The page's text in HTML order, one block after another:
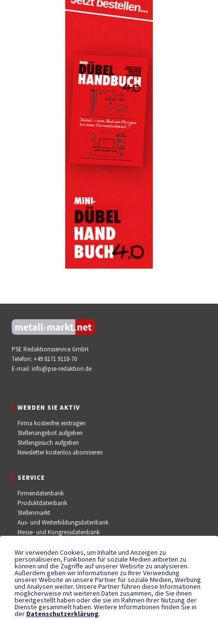
PSE Redaktionsservice GmbH
Telefon: +49 8171 9118-70
E-mail: info@pse-redaktion.de
WERDEN SIE AKTIV
Firma kostenfrei eintragen
Stellenangebot aufgeben
Stellengesuch aufgeben
Newsletter kostenlos abonnieren
SERVICE
Firmendatenbank
Produktdatenbank
Stellenmarkt
Aus- und Weiterbildungsdatenbank
Messe- und Kongressdatenbank
SOCIAL MEDIA
Facebook
YouTube
Instagram
Wir verwenden Cookies, um Inhalte und Anzeigen zu
personalisieren, Funktionen für soziale Medien anbieten zu
können und die Zugriffe auf unserer Website zu analysieren.
Außerdem geben wir Informationen zu Ihrer Verwendung
unserer Website an unsere Partner für soziale Medien, Werbung
und Analysen weiter. Unsere Partner führen diese Informationen
möglicherweise mit weiteren Daten zusammen, die Sie ihnen
bereitgestellt haben oder die sie im Rahmen Ihrer Nutzung der
Dienste gesammelt haben. Weitere Informationen finden Sie in
der Datenschutzerklärung.